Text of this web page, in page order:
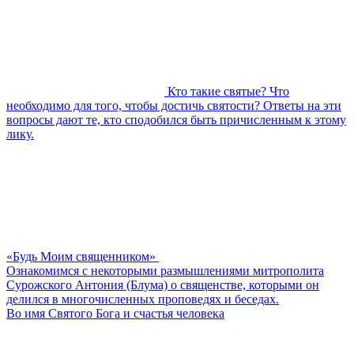
Кто такие святые? Что
необходимо для того, чтобы достичь святости? Ответы на эти
вопросы дают те, кто сподобился быть причисленным к этому
лику.
«Будь Моим священником»
Ознакомимся с некоторыми размышлениями митрополита
Сурожского Антония (Блума) о священстве, которыми он
делился в многочисленных проповедях и беседах.
Во имя Святого Бога и счастья человека